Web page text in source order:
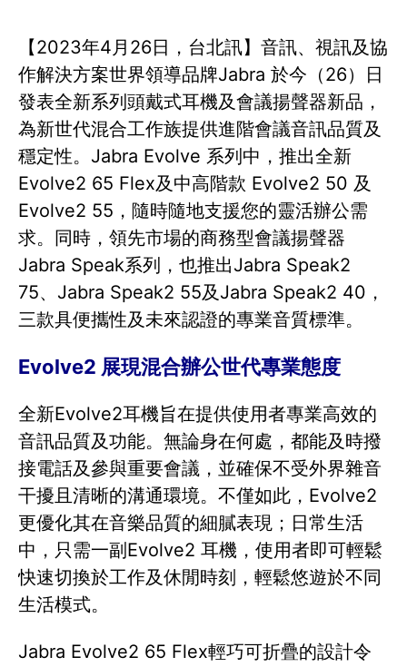
【2023年4月26日，台北訊】音訊、視訊及協
作解決方案世界領導品牌Jabra 於今（26）日
發表全新系列頭戴式耳機及會議揚聲器新品，
為新世代混合工作族提供進階會議音訊品質及
穩定性。Jabra Evolve 系列中，推出全新
Evolve2 65 Flex及中高階款 Evolve2 50 及
Evolve2 55，隨時隨地支援您的靈活辦公需
求。同時，領先市場的商務型會議揚聲器
Jabra Speak系列，也推出Jabra Speak2
75、Jabra Speak2 55及Jabra Speak2 40，
三款具便攜性及未來認證的專業音質標準。
Evolve2 展現混合辦公世代專業態度
全新Evolve2耳機旨在提供使用者專業高效的
音訊品質及功能。無論身在何處，都能及時撥
接電話及參與重要會議，並確保不受外界雜音
干擾且清晰的溝通環境。不僅如此，Evolve2
更優化其在音樂品質的細膩表現；日常生活
中，只需一副Evolve2 耳機，使用者即可輕鬆
快速切換於工作及休閒時刻，輕鬆悠遊於不同
生活模式。
Jabra Evolve2 65 Flex輕巧可折疊的設計令